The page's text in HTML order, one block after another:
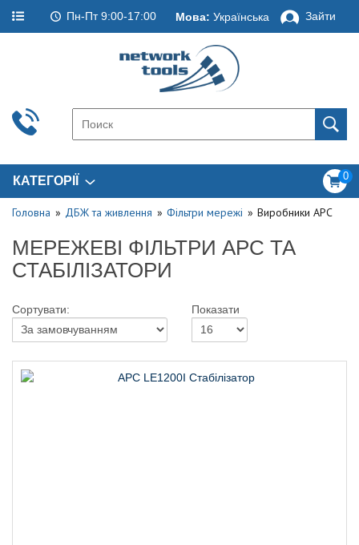
Пн-Пт 9:00-17:00 Мова: Українська Зайти
КАТЕГОРІЇ 0
Головна ДБЖ та живлення Фільтри мережі Виробники APC
МЕРЕЖЕВІ ФІЛЬТРИ APC ТА
СТАБІЛІЗАТОРИ
Сортувати: Показати